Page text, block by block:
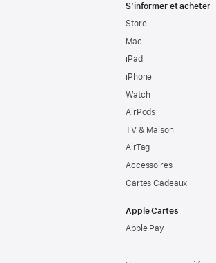
S’informer et acheter
Store
Mac
iPad
iPhone
Watch
AirPods
TV & Maison
AirTag
Accessoires
Cartes Cadeaux
Apple Cartes
Apple Pay